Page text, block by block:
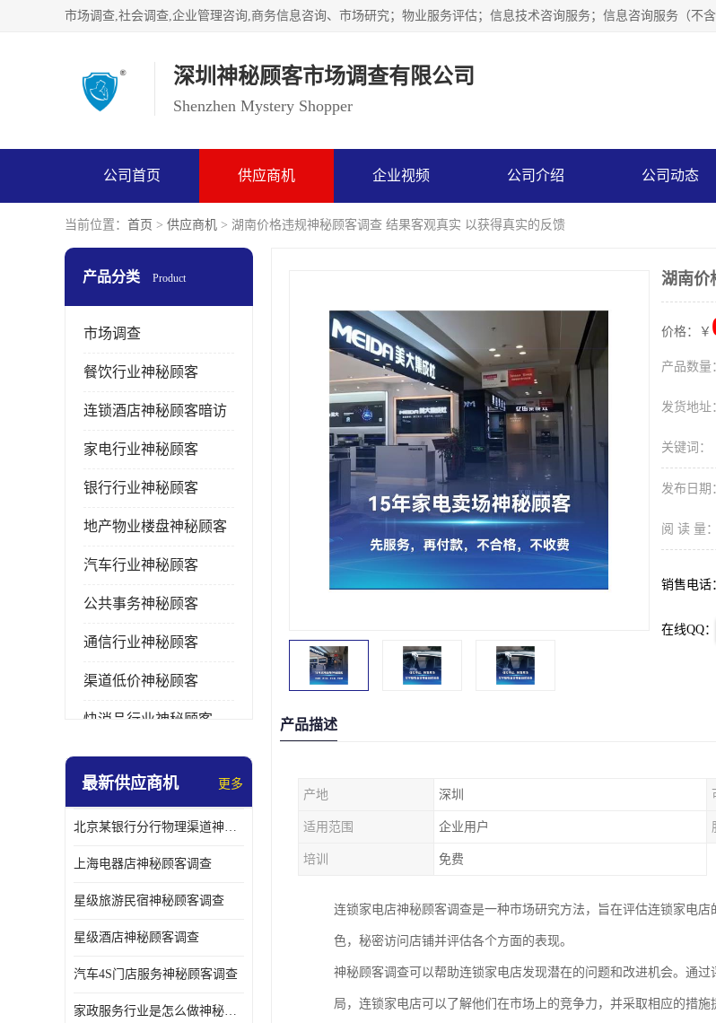
深圳神秘顾客市场调查有限公司
Shenzhen Mystery Shopper
公司首页 供应商机 企业视频 公司介绍 公司动态
当前位置： 首页 > 供应商机 > 湖南价格违规神秘顾客调查 结果客观真实 以获得真实的反馈
产品分类 Product
市场调查
餐饮行业神秘顾客
连锁酒店神秘顾客暗访
家电行业神秘顾客
银行行业神秘顾客
地产物业楼盘神秘顾客
汽车行业神秘顾客
公共事务神秘顾客
通信行业神秘顾客
渠道低价神秘顾客
快消品行业神秘顾客
医疗行业神秘顾客
金融行业神秘顾客
服装行业神秘顾客暗访
最新供应商机 更多
北京某银行分行物理渠道神秘人检查服务质量
上海电器店神秘顾客调查
星级旅游民宿神秘顾客调查
星级酒店神秘顾客调查
汽车4S门店服务神秘顾客调查
家政服务行业是怎么做神秘顾客调研
湖南价
价格：￥
产品数量
发货地址
关键词：
发布日期
阅 读 量：
销售电话
在线QQ：
产品描述
产地 深圳
适用范围 企业用户
培训 免费
连锁家电店神秘顾客调查是一种市场研究方法，旨在评估连锁家电
色，秘密访问店铺并评估各个方面的表现。
神秘顾客调查可以帮助连锁家电店发现潜在的问题和改进机会。通
局，连锁家电店可以了解他们在市场上的竞争力，并采取相应的措施